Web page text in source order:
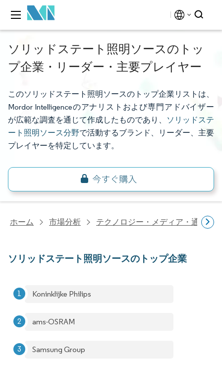
ソリッドステート照明ソースのトッ
プ企業・リーダー・主要プレイヤー
このソリッドステート照明ソースのトップ企業リストは、
Mordor Intelligenceのアナリストおよび専門アドバイザー
が広範な調査を通じて作成したものであり、
ソリッドステ
ート照明ソース分野で活動するブランド、リーダー、主要
プレイヤーを特定しています。
ホーム 市場分析 テクノロジー・メディア・通信研
ソリッドステート照明ソースのトップ企業
Koninklijke Philips
ams-OSRAM
Samsung Group